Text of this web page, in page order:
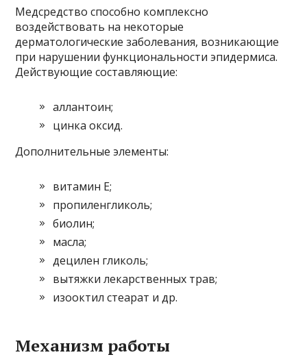
Медсредство способно комплексно
воздействовать на некоторые
дерматологические заболевания, возникающие
при нарушении функциональности эпидермиса.
Действующие составляющие:
аллантоин;
цинка оксид.
Дополнительные элементы:
витамин Е;
пропиленгликоль;
биолин;
масла;
децилен гликоль;
вытяжки лекарственных трав;
изооктил стеарат и др.
Механизм работы